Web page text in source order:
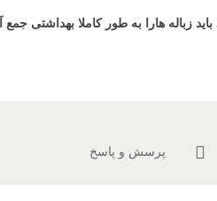
هارا به طور کاملا بهداشتی جمع
پرسش و پاسخ